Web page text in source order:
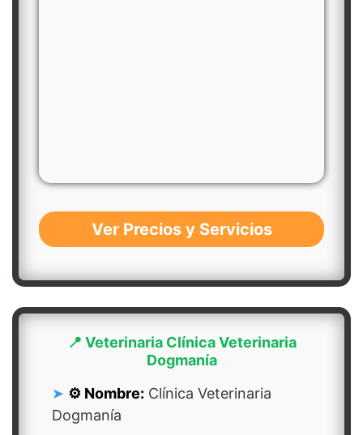
Ver Precios y Servicios
📍 Veterinaria Clínica Veterinaria
Dogmanía
⚙️ Nombre: Clínica Veterinaria
Dogmanía